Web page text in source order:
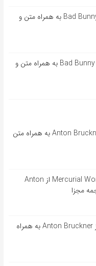
آهنگ اسپانیایی BOKeTE از Bad Bunny به همراه متن و
آهنگ اسپانیایی Booker T از Bad Bunny به همراه متن و
آهنگ آلمانی Zerrissen از Anton Bruckner به همراه متن
آهنگ آلمانی Mercurial Worst Case Band از Anton
آهنگ آلمانی Wer wir sind از Anton Bruckner به همراه